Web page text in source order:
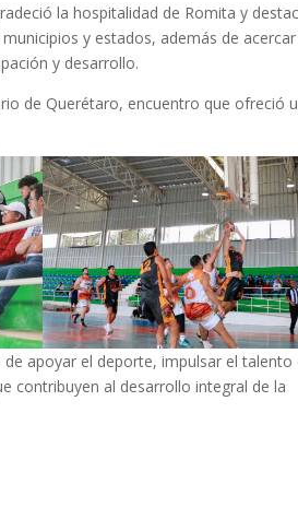
la hospitalidad de Romita y
y estados, además de
y desarrollo.
de Querétaro, encuentro que ofreció
apoyar el deporte, impulsar el talento
contribuyen al desarrollo integral de la